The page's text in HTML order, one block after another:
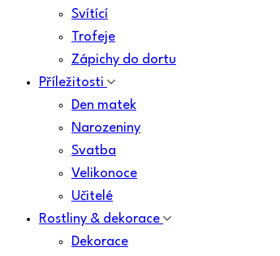
Svítící
Trofeje
Zápichy do dortu
Příležitosti
Den matek
Narozeniny
Svatba
Velikonoce
Učitelé
Rostliny & dekorace
Dekorace